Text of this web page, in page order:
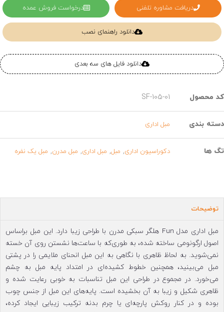
دریافت مشاوره تلفنی درخواست فروش عمده
دانلود راهنمای نصب
دانلود فایل های سه بعدی
محصول SF-105-01
بندی مبل اداری
ها دکوراسیون اداری, مبل, مبل اداری, مبل مدرن, مبل یک نفره
توضیحات
مبل اداری مدل Fun هلگر سبکی مدرن با طراحی زیبا دارد. این مبل براساس
اصول ارگونومی ساخته شده، به طوری‌که با ساعت‌ها نشستن روی آن خسته
نمی‌شوید. به لحاظ ظاهری با نگاهی به این مبل انحنای ملایمی را در پشتی
مبل می‌بینید، همچنین خطوط کشیده‌ای در امتداد پایه مبل به چشم
می‌خورد. در مجموع در طراحی این مبل تناسبات به خوبی رعایت شده و
ظاهری شکیل و زیبا به آن بخشیده است. پایه‌های این مبل از جنس چوب
بوده و در کنار روکش پارچه‌ای یا چرم بدنه ترکیب زیبایی ایجاد کرده،